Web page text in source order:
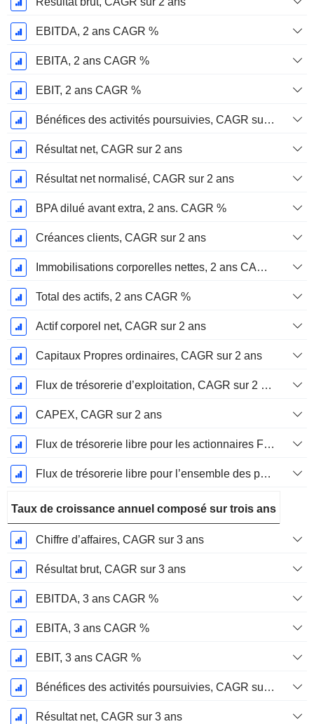
EBITDA, 2 ans CAGR %
EBITA, 2 ans CAGR %
EBIT, 2 ans CAGR %
Bénéfices des activités poursuivies, CAGR sur 2 ans
Résultat net, CAGR sur 2 ans
Résultat net normalisé, CAGR sur 2 ans
BPA dilué avant extra, 2 ans. CAGR %
Créances clients, CAGR sur 2 ans
Immobilisations corporelles nettes, 2 ans CAGR %
Total des actifs, 2 ans CAGR %
Actif corporel net, CAGR sur 2 ans
Capitaux Propres ordinaires, CAGR sur 2 ans
Flux de trésorerie d’exploitation, CAGR sur 2 ans
CAPEX, CAGR sur 2 ans
Flux de trésorerie libre pour les actionnaires FCFE, CAGR sur 2 ans
Flux de trésorerie libre pour l’ensemble des pourvoyeurs de fonds (créanciers et actionnaires) FCFF, CAGR sur 2 ans
Taux de croissance annuel composé sur trois ans
Chiffre d’affaires, CAGR sur 3 ans
Résultat brut, CAGR sur 3 ans
EBITDA, 3 ans CAGR %
EBITA, 3 ans CAGR %
EBIT, 3 ans CAGR %
Bénéfices des activités poursuivies, CAGR sur 3 ans
Résultat net, CAGR sur 3 ans